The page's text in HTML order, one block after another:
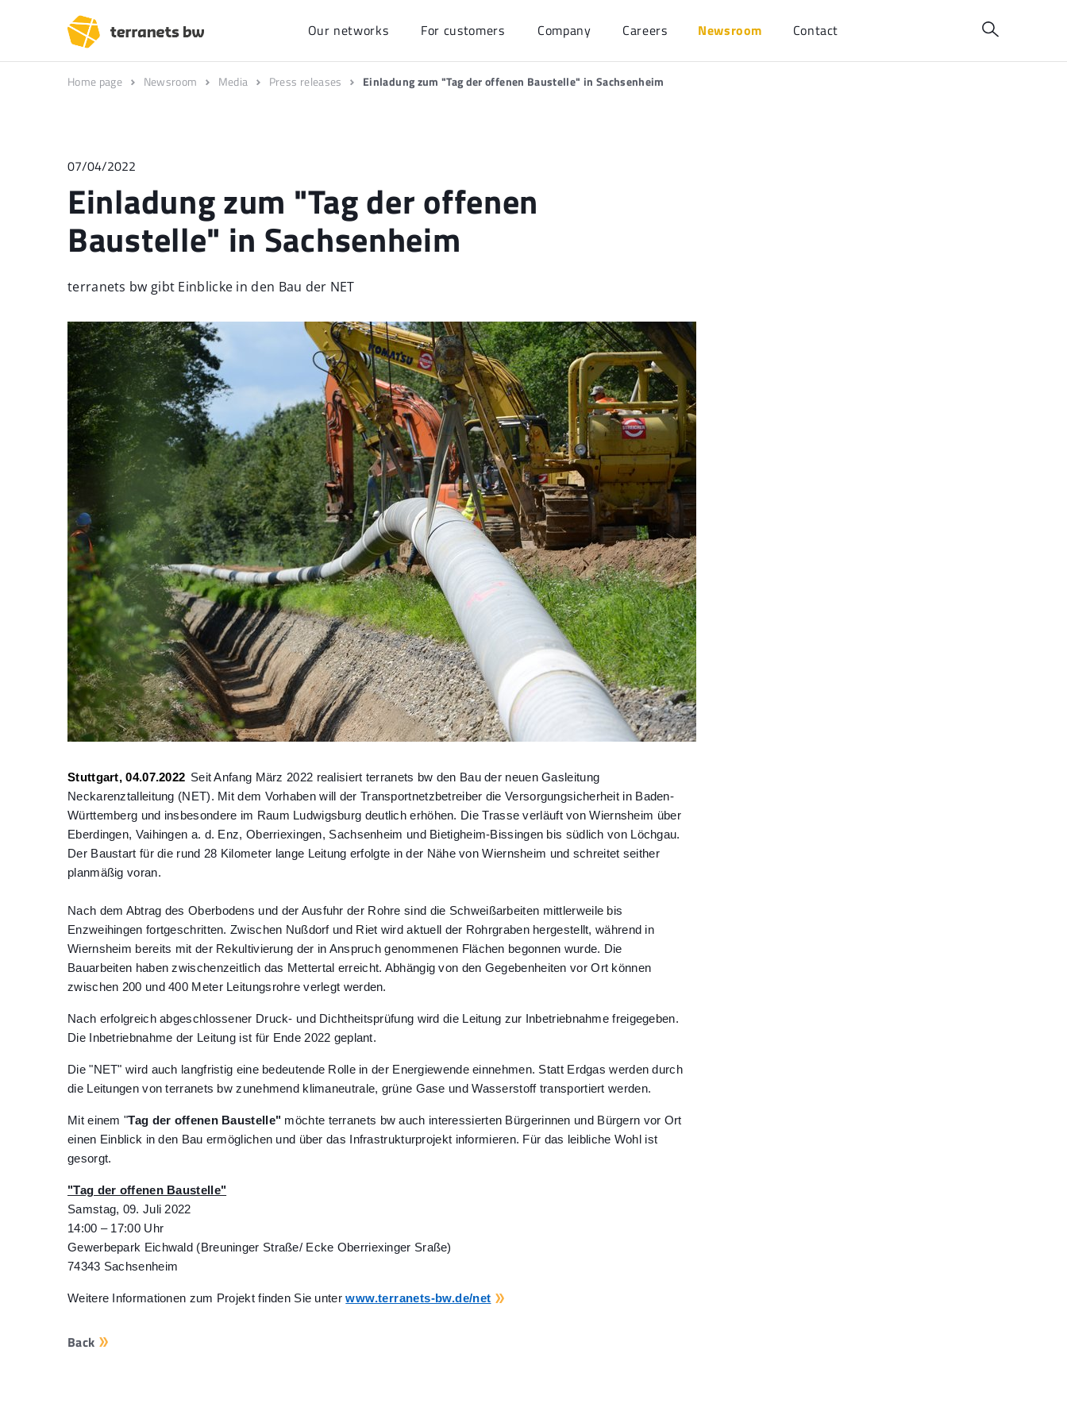
Our networks For customers Company Careers Newsroom Contact
Home page Newsroom Media Press releases Einladung zum "Tag der offenen Baustelle" in Sachsenheim
07/04/2022
Einladung zum "Tag der offenen
Baustelle" in Sachsenheim
terranets bw gibt Einblicke in den Bau der NET
Stuttgart, 04.07.2022 Seit Anfang März 2022 realisiert terranets bw den Bau der neuen Gasleitung
Neckarenztalleitung (NET). Mit dem Vorhaben will der Transportnetzbetreiber die Versorgungsicherheit in Baden-
Württemberg und insbesondere im Raum Ludwigsburg deutlich erhöhen. Die Trasse verläuft von Wiernsheim über
Eberdingen, Vaihingen a. d. Enz, Oberriexingen, Sachsenheim und Bietigheim-Bissingen bis südlich von Löchgau.
Der Baustart für die rund 28 Kilometer lange Leitung erfolgte in der Nähe von Wiernsheim und schreitet seither
planmäßig voran.
Nach dem Abtrag des Oberbodens und der Ausfuhr der Rohre sind die Schweißarbeiten mittlerweile bis
Enzweihingen fortgeschritten. Zwischen Nußdorf und Riet wird aktuell der Rohrgraben hergestellt, während in
Wiernsheim bereits mit der Rekultivierung der in Anspruch genommenen Flächen begonnen wurde. Die
Bauarbeiten haben zwischenzeitlich das Mettertal erreicht. Abhängig von den Gegebenheiten vor Ort können
zwischen 200 und 400 Meter Leitungsrohre verlegt werden.
Nach erfolgreich abgeschlossener Druck- und Dichtheitsprüfung wird die Leitung zur Inbetriebnahme freigegeben.
Die Inbetriebnahme der Leitung ist für Ende 2022 geplant.
Die "NET" wird auch langfristig eine bedeutende Rolle in der Energiewende einnehmen. Statt Erdgas werden durch
die Leitungen von terranets bw zunehmend klimaneutrale, grüne Gase und Wasserstoff transportiert werden.
Mit einem "Tag der offenen Baustelle" möchte terranets bw auch interessierten Bürgerinnen und Bürgern vor Ort
einen Einblick in den Bau ermöglichen und über das Infrastrukturprojekt informieren. Für das leibliche Wohl ist
gesorgt.
"Tag der offenen Baustelle"
Samstag, 09. Juli 2022
14:00 – 17:00 Uhr
Gewerbepark Eichwald (Breuninger Straße/ Ecke Oberriexinger Sraße)
74343 Sachsenheim
Weitere Informationen zum Projekt finden Sie unterwww.terranets-bw.de/net
Back